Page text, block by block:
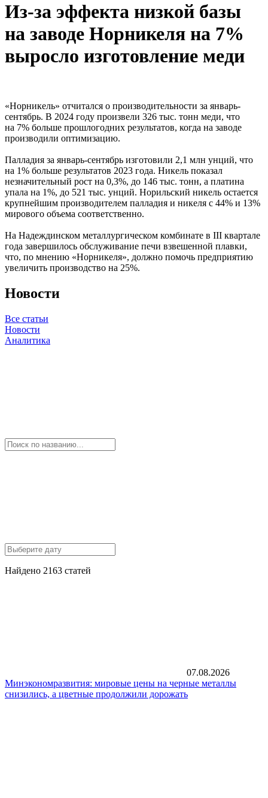
Из-за эффекта низкой базы
на заводе Норникеля на 7%
выросло изготовление меди
«Норникель» отчитался о производительности за январь-
сентябрь. В 2024 году произвели 326 тыс. тонн меди, что
на 7% больше прошлогодних результатов, когда на заводе
производили оптимизацию.
Палладия за январь-сентябрь изготовили 2,1 млн унций, что
на 1% больше результатов 2023 года. Никель показал
незначительный рост на 0,3%, до 146 тыс. тонн, а платина
упала на 1%, до 521 тыс. унций. Норильский никель остается
крупнейшим производителем палладия и никеля с 44% и 13%
мирового объема соответственно.
На Надеждинском металлургическом комбинате в III квартале
года завершилось обслуживание печи взвешенной плавки,
что, по мнению «Норникеля», должно помочь предприятию
увеличить производство на 25%.
Новости
Все статьи
Новости
Аналитика
Найдено 2163 статей
07.08.2026
Минэкономразвития: мировые цены на черные металлы
снизились, а цветные продолжили дорожать